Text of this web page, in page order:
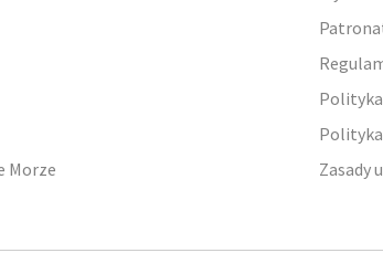
Morze
Zasady